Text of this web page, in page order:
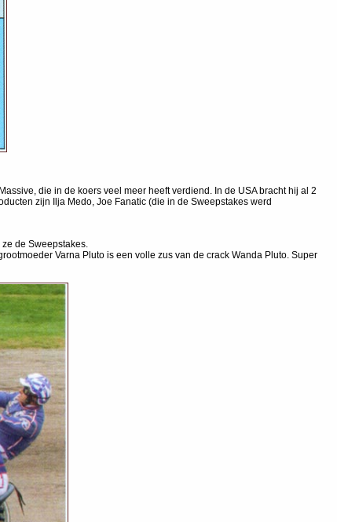
die in de koers veel meer heeft verdiend. In de USA bracht hij al 2
zijn Ilja Medo, Joe Fanatic (die in de Sweepstakes werd
de Sweepstakes.
Varna Pluto is een volle zus van de crack Wanda Pluto. Super